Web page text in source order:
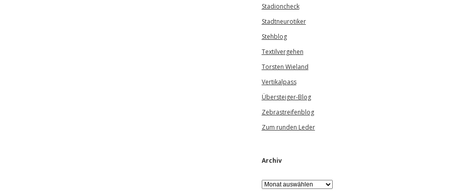
Stadioncheck
Stadtneurotiker
Stehblog
Textilvergehen
Torsten Wieland
Vertikalpass
Übersteiger-Blog
Zebrastreifenblog
Zum runden Leder
Archiv
A
r